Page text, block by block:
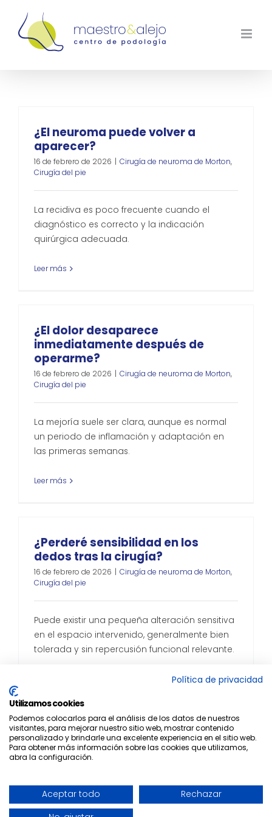
contenido
¿El neuroma puede volver a
aparecer?
16 de febrero de 2026 | Cirugía de neuroma de Morton,
Cirugía del pie
La recidiva es poco frecuente cuando el
diagnóstico es correcto y la indicación
quirúrgica adecuada.
Leer más
¿El dolor desaparece
inmediatamente después de
operarme?
16 de febrero de 2026 | Cirugía de neuroma de Morton,
Cirugía del pie
La mejoría suele ser clara, aunque es normal
un periodo de inflamación y adaptación en
las primeras semanas.
Leer más
¿Perderé sensibilidad en los
dedos tras la cirugía?
16 de febrero de 2026 | Cirugía de neuroma de Morton,
Cirugía del pie
Puede existir una pequeña alteración sensitiva
en el espacio intervenido, generalmente bien
tolerada y sin repercusión funcional relevante.
Privacidad
Política de privacidad
Utilizamos cookies
Podemos colocarlos para el análisis de los datos de nuestros
visitantes, para mejorar nuestro sitio web, mostrar contenido
personalizado y brindarle una excelente experiencia en el sitio web.
Para obtener más información sobre las cookies que utilizamos,
abra la configuración.
Aceptar todo
Rechazar